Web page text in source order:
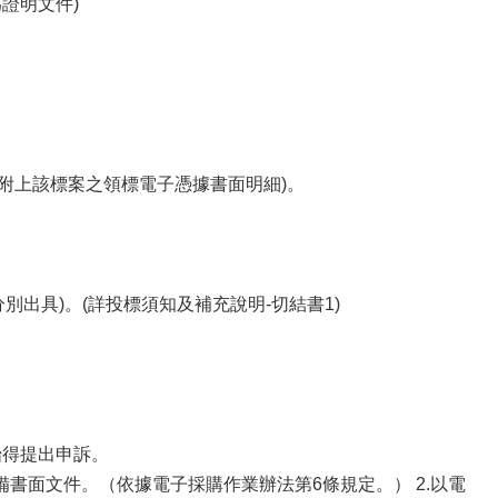
明文件)
該標案之領標電子憑據書面明細)。
出具)。(詳投標須知及補充說明-切結書1)
提出申訴。
面文件。（依據電子採購作業辦法第6條規定。） 2.以電